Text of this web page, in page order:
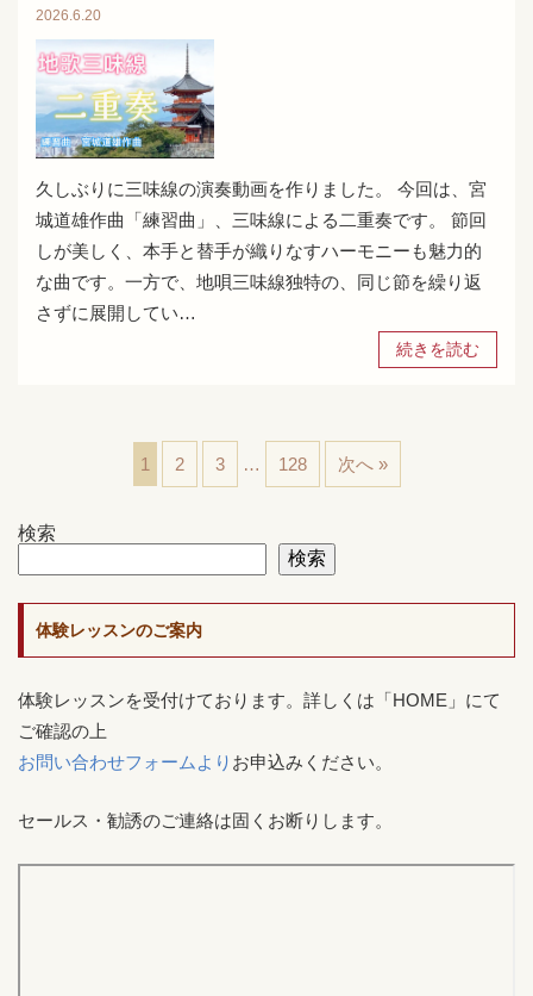
2026.6.20
久しぶりに三味線の演奏動画を作りました。 今回は、宮
城道雄作曲「練習曲」、三味線による二重奏です。 節回
しが美しく、本手と替手が織りなすハーモニーも魅力的
な曲です。一方で、地唄三味線独特の、同じ節を繰り返
さずに展開してい…
続きを読む
1 2 3 … 128 次へ »
検索
検索
体験レッスンのご案内
体験レッスンを受付けております。詳しくは「HOME」にて
ご確認の上
お問い合わせフォームより お申込みください。
セールス・勧誘のご連絡は固くお断りします。